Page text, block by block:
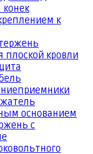
к
кровли
основанием
с